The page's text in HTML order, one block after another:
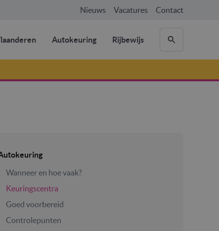
Nieuws Vacatures Contact
Autokeuring Rijbewijs
Wanneer en hoe vaak?
Keuringscentra
Goed voorbereid
Controlepunten